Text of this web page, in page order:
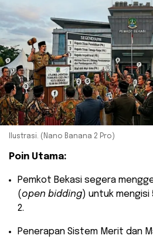
Ilustrasi. (Nano Banana 2 Pro)
Poin Utama:
​Pemkot Bekasi segera
(open bidding) untuk mengisi
2.
​Penerapan Sistem Merit dan